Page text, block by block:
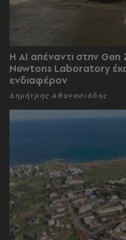
Η AI απέναντι στην
Newtons Laboratory
ενδιαφέρον
Δημήτρης Αθανασιάδης